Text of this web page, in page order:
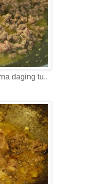
daging tu..